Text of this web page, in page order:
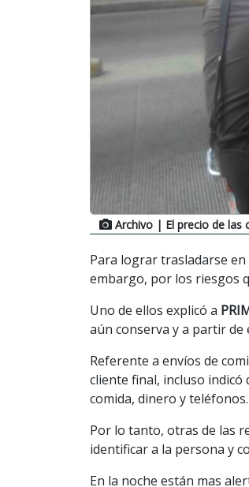
Archivo | El precio de las
Para lograr trasladarse
embargo, por los riesgos
Uno de ellos explicó a
aún conserva y a partir
Referente a envíos de
cliente final, incluso
comida, dinero y teléfonos.
Por lo tanto, otras de las
identificar a la persona y
En la noche están mas